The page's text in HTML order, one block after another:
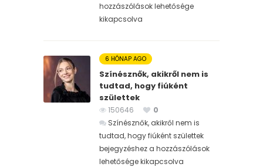
hozzászólások lehetősége
kikapcsolva
6 HÓNAP AGO
Színésznők, akikről nem is
tudtad, hogy fiúként
születtek
150646
0
Színésznők, akikről nem is
tudtad, hogy fiúként születtek
bejegyzéshez a hozzászólások
lehetősége kikapcsolva